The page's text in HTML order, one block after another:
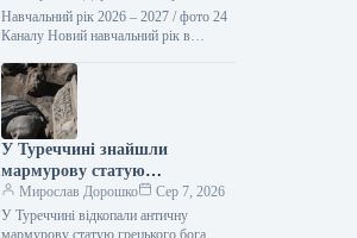
педагогів та стипендій з 1
вересня
Навчальний рік 2026 – 2027 / фото 24
Каналу Новий навчальний рік в
розпочинається 1 вересня. Саме…
У Туреччині знайшли
мармурову статую
давньогрецького бога
медицини, якій 1800 років.
Мирослав Дорошко
Сер 7, 2026
У Туреччині відкопали античну
мармурову статую грецького бога